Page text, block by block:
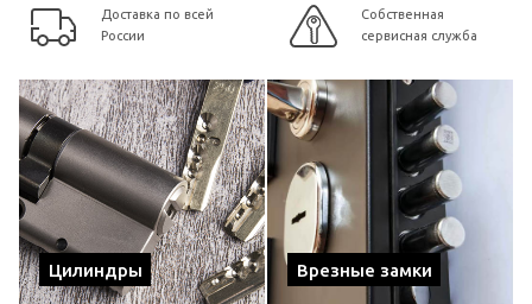
Доставка по всей
России
Собственная
сервисная служба
Цилиндры Врезные замки